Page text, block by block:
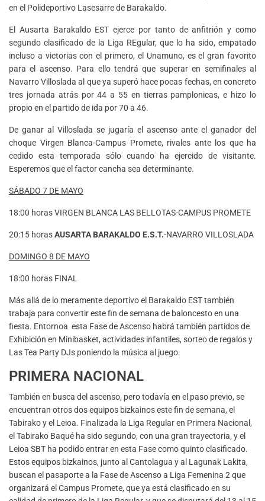
en el Polideportivo Lasesarre de Barakaldo.
El Ausarta Barakaldo EST ejerce por tanto de anfitrión y como
segundo clasificado de la Liga REgular, que lo ha sido, empatado
incluso a victorias con el primero, el Unamuno, es el gran favorito
para el ascenso. Para ello tendrá que superar en semifinales al
Navarro Villoslada al que ya superó hace pocas fechas, en concreto
tres jornada atrás por 44 a 55 en tierras pamplonicas, e hizo lo
propio en el partido de ida por 70 a 46.
De ganar al Villoslada se jugaría el ascenso ante el ganador del
choque Virgen Blanca-Campus Promete, rivales ante los que ha
cedido esta temporada sólo cuando ha ejercido de visitante.
Esperemos que el factor cancha sea determinante.
SÁBADO 7 DE MAYO
18:00 horas VIRGEN BLANCA LAS BELLOTAS-CAMPUS PROMETE
20:15 horasAUSARTA BARAKALDO E.S.T.-NAVARRO VILLOSLADA
DOMINGO 8 DE MAYO
18:00 horas FINAL
Más allá de lo meramente deportivo el Barakaldo EST también
trabaja para convertir este fin de semana de baloncesto en una
fiesta. Entornoa esta Fase de Ascenso habrá también partidos de
Exhibición en Minibasket, actividades infantiles, sorteo de regalos y
Las Tea Party DJs poniendo la música al juego.
PRIMERA NACIONAL
También en busca del ascenso, pero todavía en el paso previo, se
encuentran otros dos equipos bizkainos este fin de semana, el
Tabirako y el Leioa. Finalizada la Liga Regular en Primera Nacional,
el Tabirako Baqué ha sido segundo, con una gran trayectoria, y el
Leioa SBT ha podido entrar en esta Fase como quinto clasificado.
Estos equipos bizkainos, junto al Cantolagua y al Lagunak Lakita,
buscan el pasaporte a la Fase de Ascenso a Liga Femenina 2 que
organizará el Campus Promete, que ya está clasificado en su